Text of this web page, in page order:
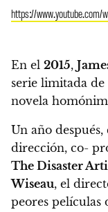
https://
En el 2015,
serie limitada de
novela
Un año
dirección, co-
The Disaster
Wiseau, el
peores películas